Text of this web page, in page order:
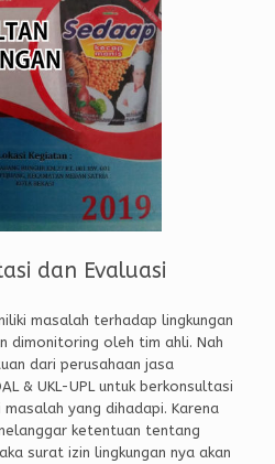
dan Evaluasi
masalah terhadap lingkungan
dimonitoring oleh tim ahli. Nah
dari perusahaan jasa
& UKL-UPL untuk berkonsultasi
yang dihadapi. Karena
ketentuan tentang
surat izin lingkungan nya akan